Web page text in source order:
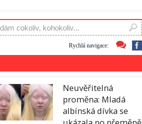
Rychlá navigace:
Neuvěřitelná
proměna: Mladá
albínská dívka se